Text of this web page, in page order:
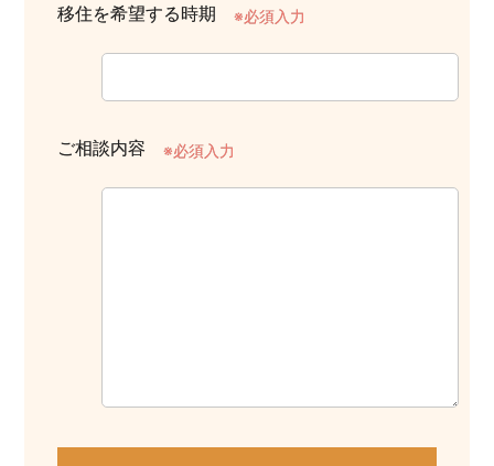
移住を希望する時期 ※必須入力
ご相談内容 ※必須入力